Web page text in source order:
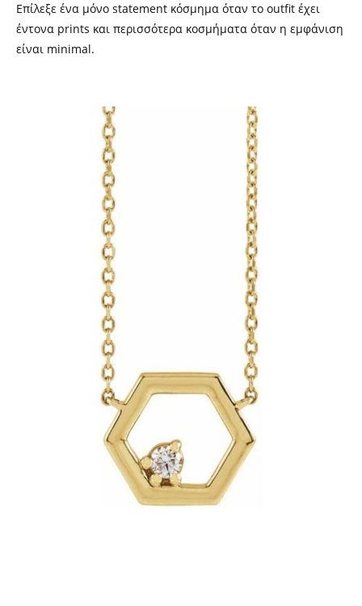
Επίλεξε ένα μόνο statement κόσμημα όταν το outfit έχει
έντονα prints και περισσότερα κοσμήματα όταν η εμφάνιση
είναι minimal.